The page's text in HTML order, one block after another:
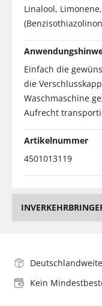
Linalool,
Einfach die
die
Waschmaschine
Aufrecht
Artikelnummer
4501013119
Kein